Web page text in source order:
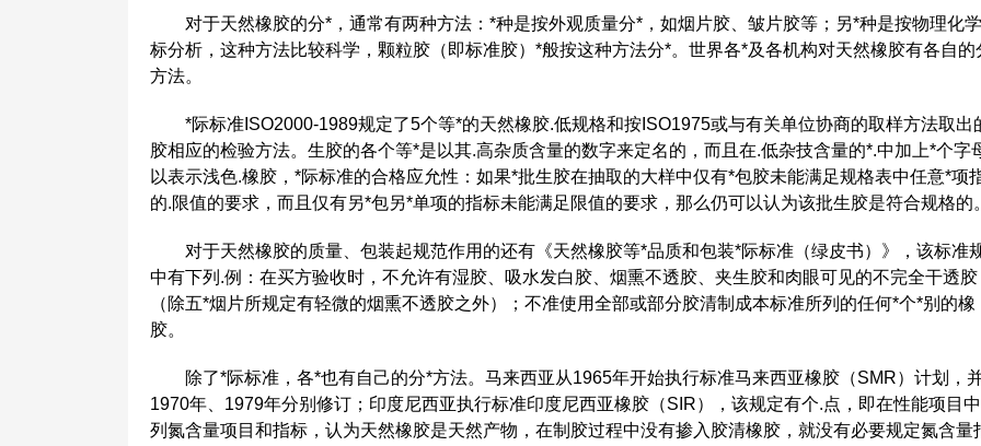
对于天然橡胶的分*，通常有两种方法：*种是按外观质量分*，如烟片胶、皱片胶等；另*种是按物理化
标分析，这种方法比较科学，颗粒胶（即标准胶）*般按这种方法分*。世界各*及各机构对天然橡胶有各自的
方法。
*际标准ISO2000-1989规定了5个等*的天然橡胶.低规格和按ISO1975或与有关单位协商的取样方法取出
胶相应的检验方法。生胶的各个等*是以其.高杂质含量的数字来定名的，而且在.低杂技含量的*.中加上*个字
以表示浅色.橡胶，*际标准的合格应允性：如果*批生胶在抽取的大样中仅有*包胶未能满足规格表中任意*项
的.限值的要求，而且仅有另*包另*单项的指标未能满足限值的要求，那么仍可以认为该批生胶是符合规格的。
对于天然橡胶的质量、包装起规范作用的还有《天然橡胶等*品质和包装*际标准（绿皮书）》，该标准
中有下列.例：在买方验收时，不允许有湿胶、吸水发白胶、烟熏不透胶、夹生胶和肉眼可见的不完全干透胶
（除五*烟片所规定有轻微的烟熏不透胶之外）；不准使用全部或部分胶清制成本标准所列的任何*个*别的橡
胶。
除了*际标准，各*也有自己的分*方法。马来西亚从1965年开始执行标准马来西亚橡胶（SMR）计划，
1970年、1979年分别修订；印度尼西亚执行标准印度尼西亚橡胶（SIR），该规定有个.点，即在性能项目
列氮含量项目和指标，认为天然橡胶是天然产物，在制胶过程中没有掺入胶清橡胶，就没有必要规定氮含量